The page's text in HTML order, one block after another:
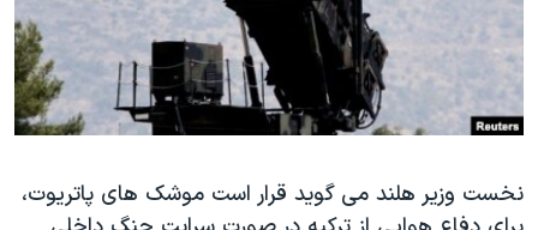
فرهنگ و زندگی
حقوق شهروندی
اقتصادی
اسرائیل در جنگ
انتخابات ریاست جمهوری آمریکا ۲۰۲۴
حمله جمهوری اسلامی به اسرائیل
ورزش زنان در ایران
دنبال کنید
زبانهای مختلف
نخست وزیر هلند می گوید قرار است موشک های پاتریوت،